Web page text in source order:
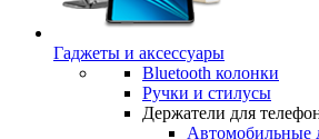
Гаджеты и аксессуары
Bluetooth колонки
Ручки и стилусы
Держатели для
Автомобильные